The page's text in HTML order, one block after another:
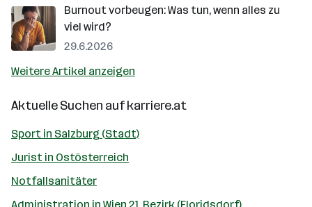
Burnout vorbeugen: Was tun, wenn alles zu
viel wird?
29.6.2026
Weitere Artikel anzeigen
Aktuelle Suchen aufkarriere.at
Sport in Salzburg (Stadt)
Jurist in Ostösterreich
Notfallsanitäter